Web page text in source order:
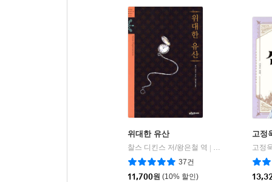
위대한 유산
찰스 디킨스 저/왕은철 역
푸른숲주니어
37건
11,700원 (10% 할인)
고정
고정